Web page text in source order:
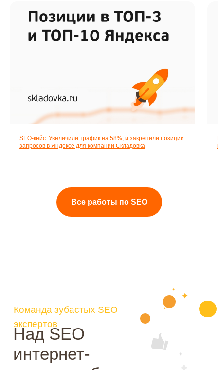
SEO-кейс: Увеличили трафик на 58%, и закрепили позиции
запросов в Яндексе для компании Складовка
Все работы по SEO
на вопросы